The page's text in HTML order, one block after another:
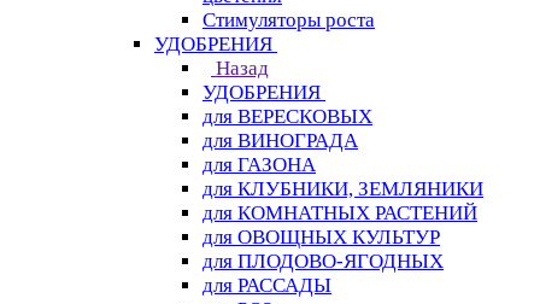
Стимуляторы роста
УДОБРЕНИЯ
Назад
УДОБРЕНИЯ
для ВЕРЕСКОВЫХ
для ВИНОГРАДА
для ГАЗОНА
для КЛУБНИКИ, ЗЕМЛЯНИКИ
для КОМНАТНЫХ РАСТЕНИЙ
для ОВОЩНЫХ КУЛЬТУР
для ПЛОДОВО-ЯГОДНЫХ
для РАССАДЫ